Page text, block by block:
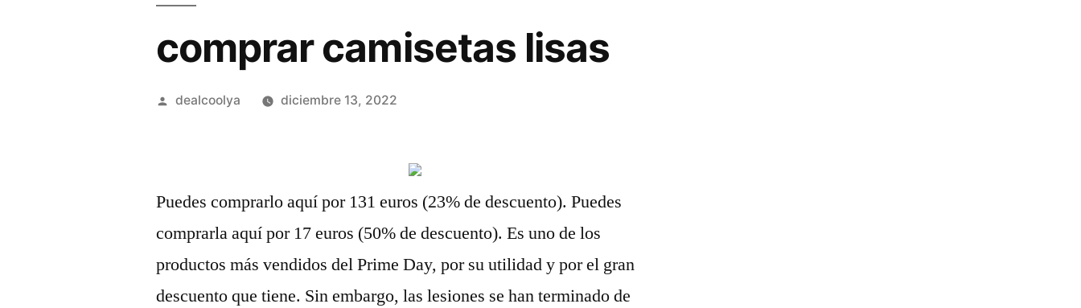
comprar camisetas lisas
Publicado
dealcoolya diciembre 13, 2022
Puedes comprarlo aquí por 131 euros (23% de descuento). Puedes
comprarla aquí por 17 euros (50% de descuento). Es uno de los
productos más vendidos del Prime Day, por su utilidad y por el gran
descuento que tiene. Sin embargo, las lesiones se han terminado de